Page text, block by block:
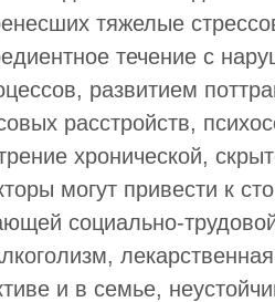
тяжелые
течение с
развитием
расстройств,
хронической,
могут привести к
социально-
и в семье,